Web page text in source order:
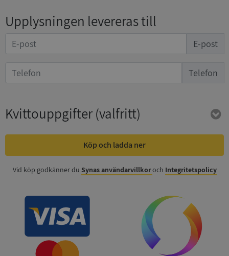
Upplysningen levereras till
E-post
Telefon
Kvittouppgifter(valfritt)
Köp och ladda ner
Vid köp godkänner du Synas användarvillkoroch Integritetspolicy